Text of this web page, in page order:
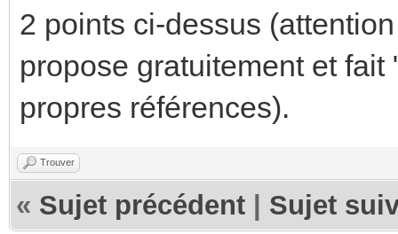
2 points ci-dessus
propose gratuitement et
propres références).
Trouver
« Sujet précédent Sujet